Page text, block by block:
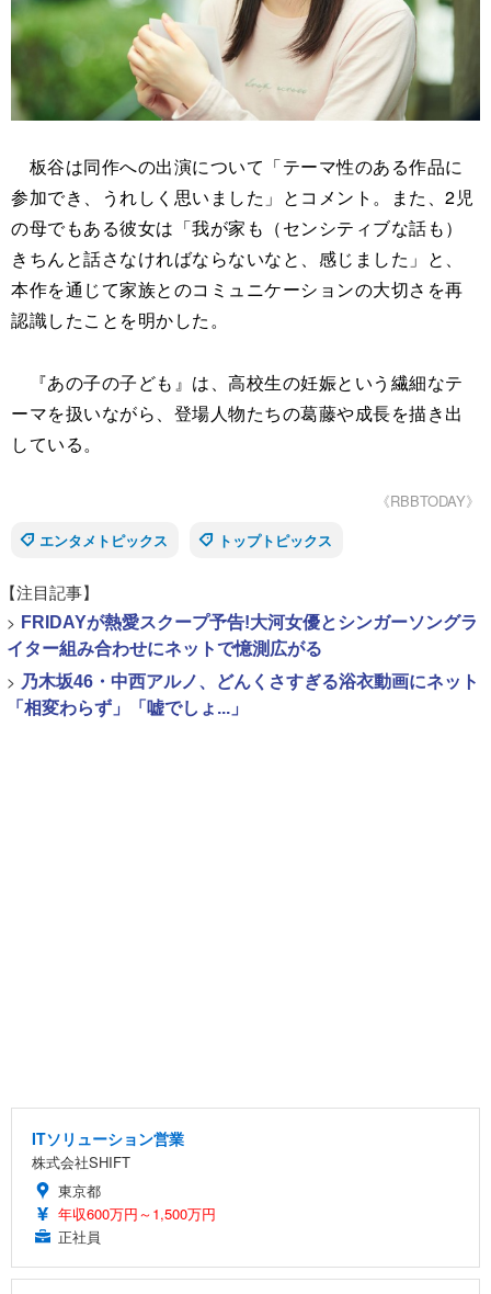
板谷は同作への出演について「テーマ性のある作品に
参加でき、うれしく思いました」とコメント。また、2児
の母でもある彼女は「我が家も（センシティブな話も）
きちんと話さなければならないなと、感じました」と、
本作を通じて家族とのコミュニケーションの大切さを再
認識したことを明かした。
『あの子の子ども』は、高校生の妊娠という繊細なテ
ーマを扱いながら、登場人物たちの葛藤や成長を描き出
している。
《RBBTODAY》
エンタメトピックス
トップトピックス
【注目記事】
> FRIDAYが熱愛スクープ予告!大河女優とシンガーソングラ
イター組み合わせにネットで憶測広がる
> 乃木坂46・中西アルノ、どんくさすぎる浴衣動画にネット
「相変わらず」「嘘でしょ...」
ITソリューション営業
株式会社SHIFT
東京都
年収600万円～1,500万円
正社員